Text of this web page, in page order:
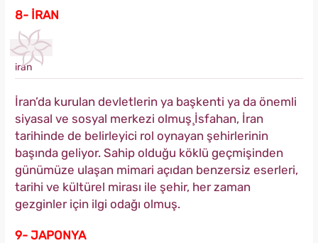
8- İRAN
iran
İran’da kurulan devletlerin ya başkenti ya da önemli
siyasal ve sosyal merkezi olmuş̧ İsfahan, İran
tarihinde de belirleyici rol oynayan şehirlerinin
başında geliyor. Sahip olduğu köklü geçmişinden
günümüze ulaşan mimari açıdan benzersiz eserleri,
tarihi ve kültürel mirası ile şehir, her zaman
gezginler için ilgi odağı olmuş.
9- JAPONYA